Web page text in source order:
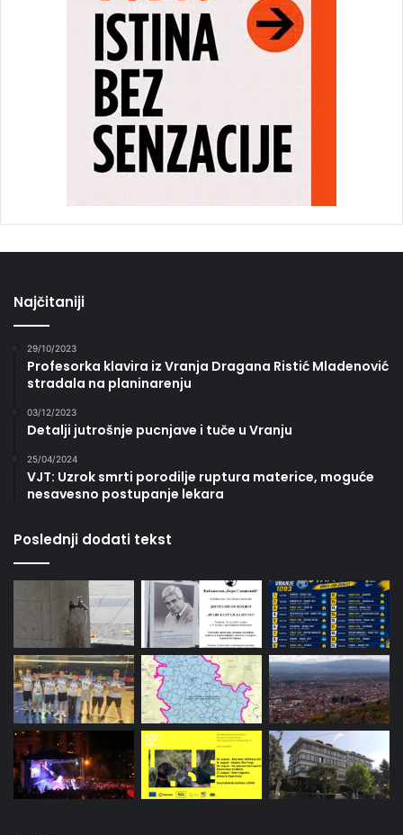
Najčitaniji
29/10/2023
Profesorka klavira iz Vranja Dragana Ristić Mladenović
stradala na planinarenju
03/12/2023
Detalji jutrošnje pucnjave i tuče u Vranju
25/04/2024
VJT: Uzrok smrti porodilje ruptura materice, moguće
nesavesno postupanje lekara
Poslednji dodati tekst